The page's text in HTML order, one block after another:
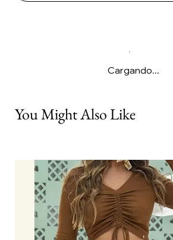
Cargando...
You Might Also Like